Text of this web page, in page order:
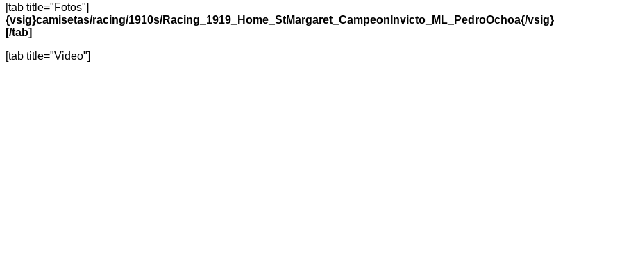
[tab title="Fotos"]
{vsig}camisetas/racing/1910s/Racing_1919_Home_StMargaret_CampeonInvicto_ML_PedroOchoa{/vsig}
[/tab]
[tab title="Video"]